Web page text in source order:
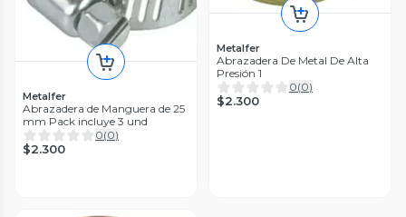
Metalfer
Abrazadera de Manguera de 25
mm Pack incluye 3 und
0(0)
$2.300
Metalfer
Abrazadera De Metal De Alta
Presión 1
0(0)
$2.300